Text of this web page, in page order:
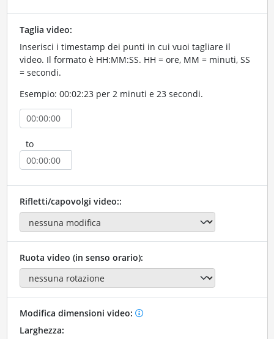
Taglia video:
Inserisci i timestamp dei punti in cui vuoi tagliare il
video. Il formato è HH:MM:SS. HH = ore, MM = minuti, SS
= secondi.
Esempio: 00:02:23 per 2 minuti e 23 secondi.
to
Rifletti/capovolgi video::
Ruota video (in senso orario):
Modifica dimensioni video:
Larghezza: